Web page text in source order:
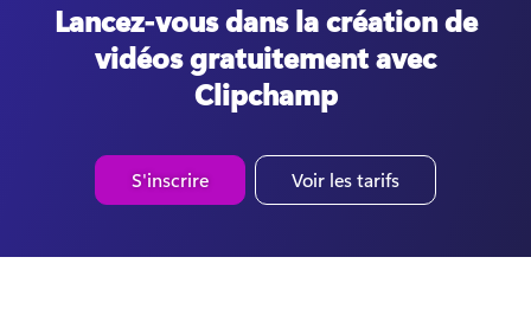
Lancez-vous dans la création de
vidéos gratuitement avec
Clipchamp
S'inscrire Voir les tarifs